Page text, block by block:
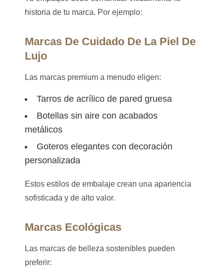
historia de tu marca. Por ejemplo:
Marcas De Cuidado De La Piel De
Lujo
Las marcas premium a menudo eligen:
Tarros de acrílico de pared gruesa
Botellas sin aire con acabados
metálicos
Goteros elegantes con decoración
personalizada
Estos estilos de embalaje crean una apariencia
sofisticada y de alto valor.
Marcas Ecológicas
Las marcas de belleza sostenibles pueden
preferir: